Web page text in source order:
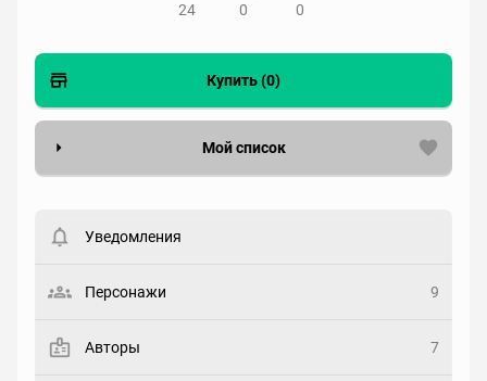
24 0 0
Купить (0)
Мой список
Статус
Уведомления
Персонажи 9
Авторы 7